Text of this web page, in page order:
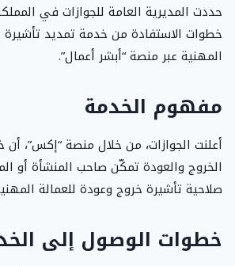
حددت المديرية العامة للجوازات في
خطوات الاستفادة من خدمة تمديد تأشيرة
المهنية عبر منصة “أبشر أعمال”.
مفهوم الخدمة
أعلنت الجوازات، من خلال منصة “إكس”،
الخروج والعودة تمكّن صاحب المنشأة أو
صلاحية تأشيرة خروج وعودة للعمالة
خطوات الوصول إلى